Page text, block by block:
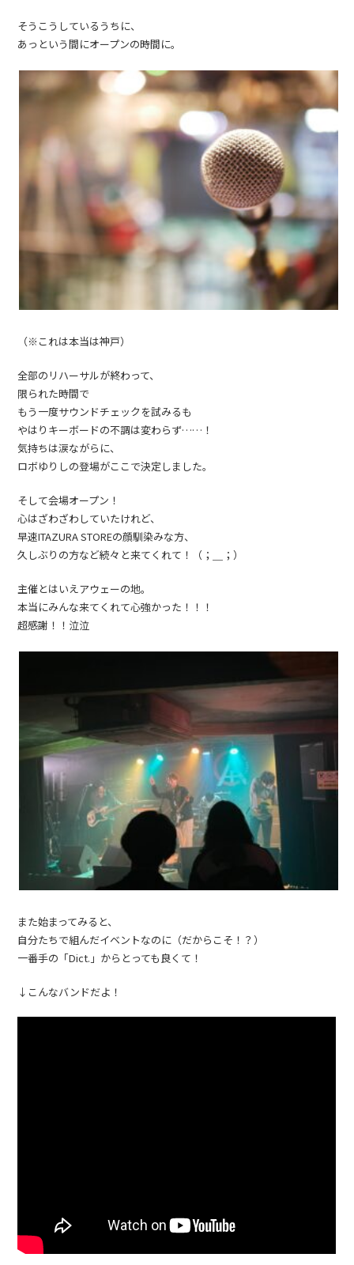
そうこうしているうちに、
あっという間にオープンの時間に。
（※これは本当は神戸）
全部のリハーサルが終わって、
限られた時間で
もう一度サウンドチェックを試みるも
やはりキーボードの不調は変わらず……！
気持ちは涙ながらに、
ロボゆりしの登場がここで決定しました。
そして会場オープン！
心はざわざわしていたけれど、
早速ITAZURA STOREの顔馴染みな方、
久しぶりの方など続々と来てくれて！（；＿；）
主催とはいえアウェーの地。
本当にみんな来てくれて心強かった！！！
超感謝！！泣泣
また始まってみると、
自分たちで組んだイベントなのに（だからこそ！？）
一番手の「Dict.」からとっても良くて！
↓こんなバンドだよ！